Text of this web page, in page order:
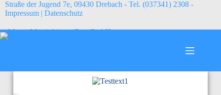
Straße der Jugend 7e, 09430 Drebach - Tel. (037341) 2308 -
Impressum | Datenschutz